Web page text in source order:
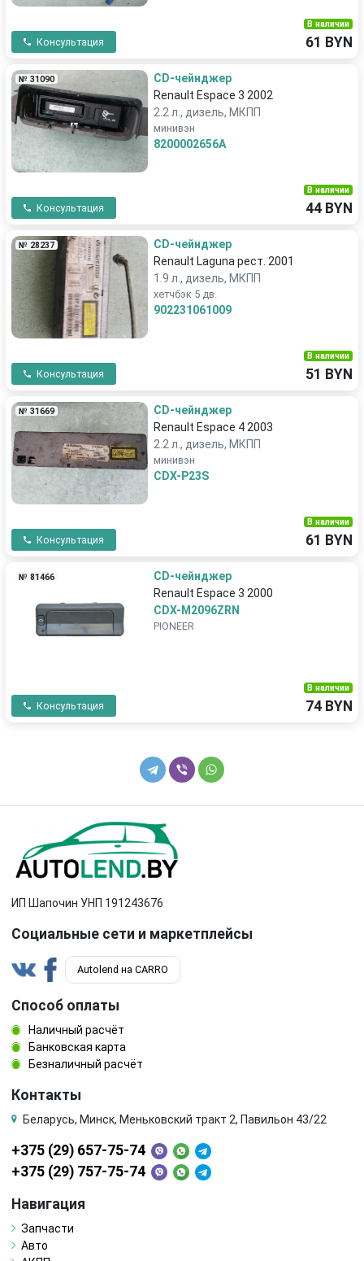
Консультация
В наличии
61 BYN
№ 31090
CD-чейнджер
Renault Espace 3 2002
2.2 л., дизель, МКПП
минивэн
8200002656A
Консультация
В наличии
44 BYN
№ 28237
CD-чейнджер
Renault Laguna рест. 2001
1.9 л., дизель, МКПП
хетчбэк 5 дв.
902231061009
Консультация
В наличии
51 BYN
№ 31669
CD-чейнджер
Renault Espace 4 2003
2.2 л., дизель, МКПП
минивэн
CDX-P23S
Консультация
В наличии
61 BYN
№ 81466
CD-чейнджер
Renault Espace 3 2000
CDX-M2096ZRN
PIONEER
Консультация
В наличии
74 BYN
ИП Шапочин УНП 191243676
Социальные сети и маркетплейсы
Autolend на CARRO
Способ оплаты
Наличный расчёт
Банковская карта
Безналичный расчёт
Контакты
Беларусь, Минск, Меньковский тракт 2, Павильон 43/22
+375 (29) 657-75-74
+375 (29) 757-75-74
Навигация
Запчасти
Авто